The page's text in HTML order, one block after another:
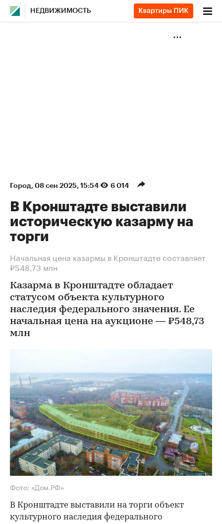
НЕДВИЖИМОСТЬ
Город⁠, 08 сен 2025, 15:54 6 014
В Кронштадте выставили
историческую казарму на
торги
Начальная цена казармы в Кронштадте составляет
₽548,73 млн
Казарма в Кронштадте обладает
статусом объекта культурного
наследия федерального значения. Ее
начальная цена на аукционе — ₽548,73
млн
Фото: «Дом.РФ»
В Кронштадте выставили на торги объект
культурного наследия федерального